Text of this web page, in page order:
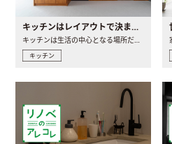
キッチンはレイアウトで決まる。後悔しないための考え方と選び方
キッチンは生活の中心となる場所だからこそ、家の中のどこに置..
キッチン